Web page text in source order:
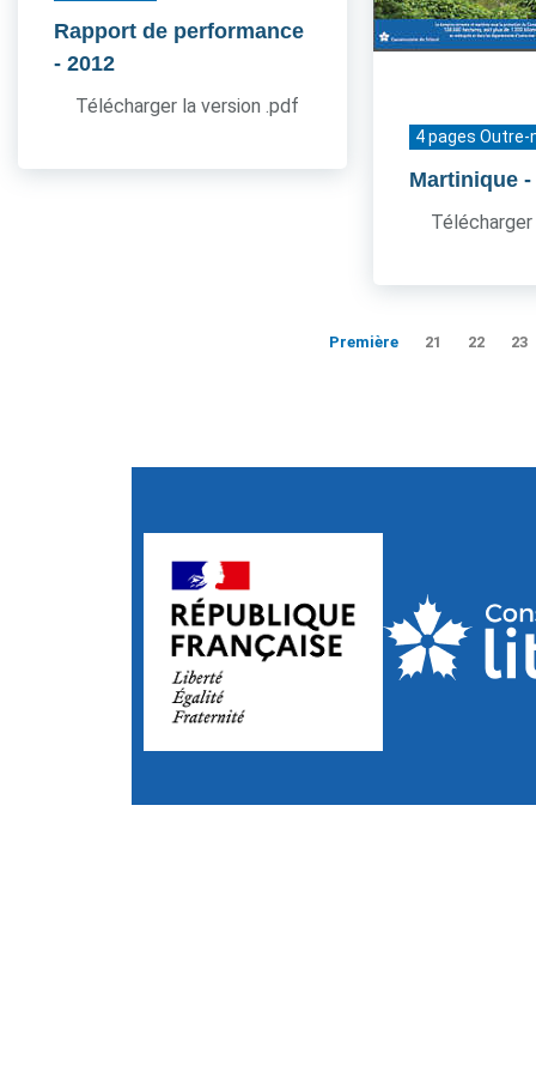
Rapport de performance
- 2012
Télécharger la version .pdf
4 pages Outre-
Martinique -
Première 21 22 23